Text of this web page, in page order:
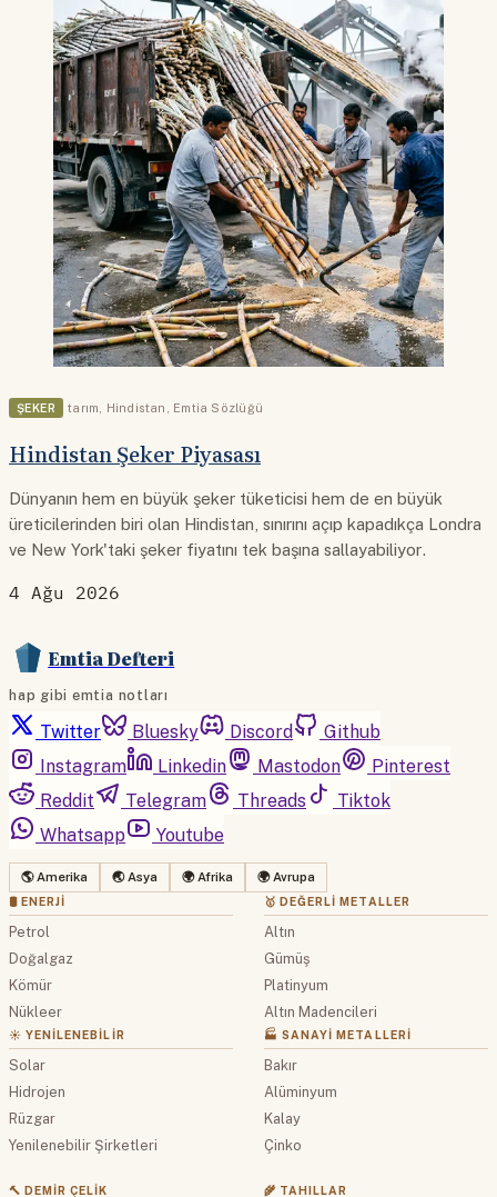
ŞEKER tarım Hindistan Emtia Sözlüğü
Hindistan Şeker Piyasası
Dünyanın hem en büyük şeker tüketicisi hem de en büyük
üreticilerinden biri olan Hindistan, sınırını açıp kapadıkça Londra
ve New York'taki şeker fiyatını tek başına sallayabiliyor.
4 Ağu 2026
Emtia Defteri
hap gibi emtia notları
Twitter Bluesky Discord
Github
Instagram
Linkedin Mastodon
Pinterest
Reddit
Telegram Threads
Tiktok
Whatsapp
Youtube
🌎 Amerika 🌏 Asya 🌍 Afrika 🌍 Avrupa
🛢 ENERJI
Petrol
Doğalgaz
Kömür
Nükleer
☀️ YENILENEBILIR
Solar
Hidrojen
Rüzgar
Yenilenebilir Şirketleri
🥇 DEĞERLI METALLER
Altın
Gümüş
Platinyum
Altın Madencileri
🏭 SANAYI METALLERI
Bakır
Alüminyum
Kalay
Çinko
🔨 DEMIR ÇELIK 🌾 TAHILLAR